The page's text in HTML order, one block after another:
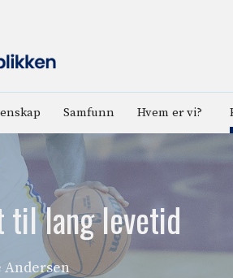
Samfunn Hvem er vi?
til lang levetid
Andersen